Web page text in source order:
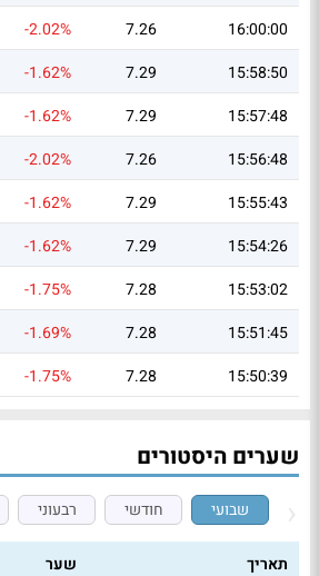
16:00:00
7.26
-2.02%
15:58:50
7.29
-1.62%
15:57:48
7.29
-1.62%
15:56:48
7.26
-2.02%
15:55:43
7.29
-1.62%
15:54:26
7.29
-1.62%
15:53:02
7.28
-1.75%
15:51:45
7.28
-1.69%
15:50:39
7.28
-1.75%
שערים היסטורים
שבועי חודשי רבעוני
תאריך שער